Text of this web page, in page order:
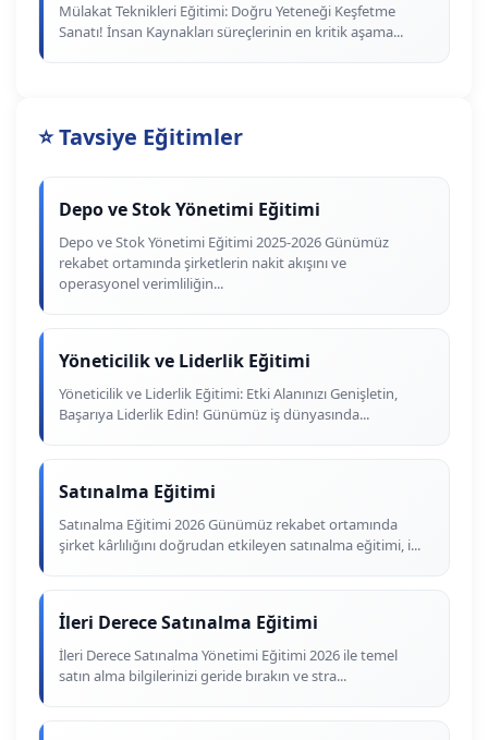
Mülakat Teknikleri Eğitimi: Doğru Yeteneği Keşfetme
Sanatı! İnsan Kaynakları süreçlerinin en kritik aşama...
⭐ Tavsiye Eğitimler
Depo ve Stok Yönetimi Eğitimi
Depo ve Stok Yönetimi Eğitimi 2025-2026 Günümüz
rekabet ortamında şirketlerin nakit akışını ve
operasyonel verimliliğin...
Yöneticilik ve Liderlik Eğitimi
Yöneticilik ve Liderlik Eğitimi: Etki Alanınızı Genişletin,
Başarıya Liderlik Edin! Günümüz iş dünyasında...
Satınalma Eğitimi
Satınalma Eğitimi 2026 Günümüz rekabet ortamında
şirket kârlılığını doğrudan etkileyen satınalma eğitimi, i...
İleri Derece Satınalma Eğitimi
İleri Derece Satınalma Yönetimi Eğitimi 2026 ile temel
satın alma bilgilerinizi geride bırakın ve stra...